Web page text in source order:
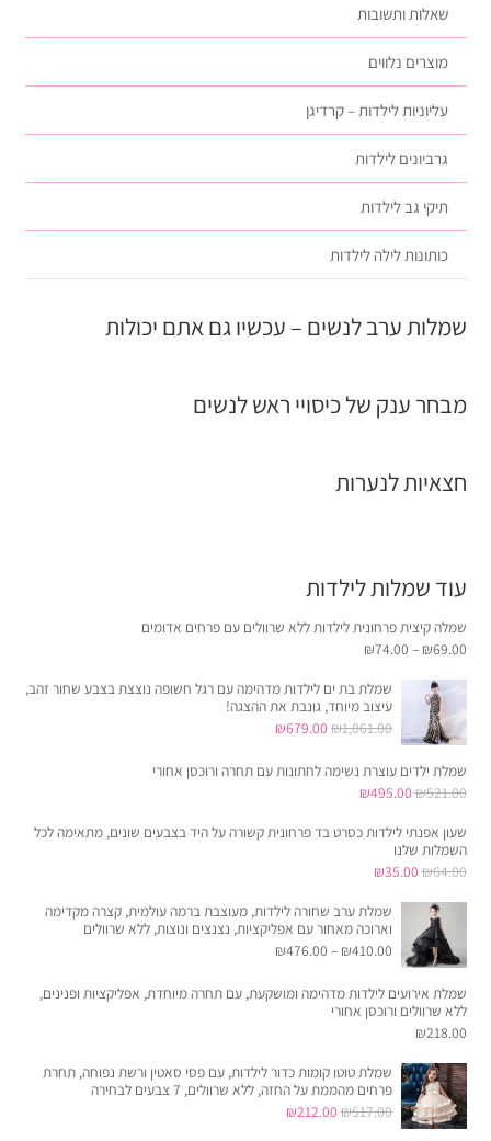
שאלות ותשובות
מוצרים נלווים
עליוניות לילדות – קרדיגן
גרביונים לילדות
תיקי גב לילדות
כותונות לילה לילדות
שמלות ערב לנשים – עכשיו גם אתם יכולות
מבחר ענק של כיסויי ראש לנשים
חצאיות לנערות
עוד שמלות לילדות
שמלה קיצית פרחונית לילדות ללא שרוולים עם פרחים אדומים
₪69.00
–
₪74.00
שמלת בת ים לילדות מדהימה עם רגל חשופה נוצצת בצבע שחור זהב,
עיצוב מיוחד, גונבת את ההצגה!
₪1,061.00
המחיר
היה:
₪679.00
הוא:
שמלת ילדים עוצרת נשימה לחתונות עם תחרה ורוכסן אחורי
₪521.00
המחיר
היה:
₪521.00.
₪495.00
שעון אפנתי לילדות כסרט בד פרחונית קשורה על היד בצבעים שונים, מתאימה לכל
השמלות שלנו
₪64.00
המחיר
המקורי
₪64.00.
₪35.00
הוא:
₪35.00.
שמלת ערב שחורה לילדות, מעוצבת ברמה עולמית, קצרה מקדימה
וארוכה מאחור עם אפליקציות, נצנצים ונוצות, ללא שרוולים
₪410.00
–
₪476.00
שמלת אירועים לילדות מדהימה ומושקעת, עם תחרה מיוחדת, אפליקציות ופנינים,
ללא שרוולים ורוכסן אחורי
₪218.00
שמלת טוטו קומות כדור לילדות, עם פסי סאטין ורשת נפוחה, תחרת
פרחים מהממת על החזה, ללא שרוולים, 7 צבעים לבחירה
₪517.00
המחיר ₪212.00